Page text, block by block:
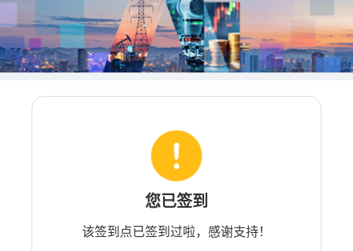
您已签到
该签到点已签到过啦，感谢支持！